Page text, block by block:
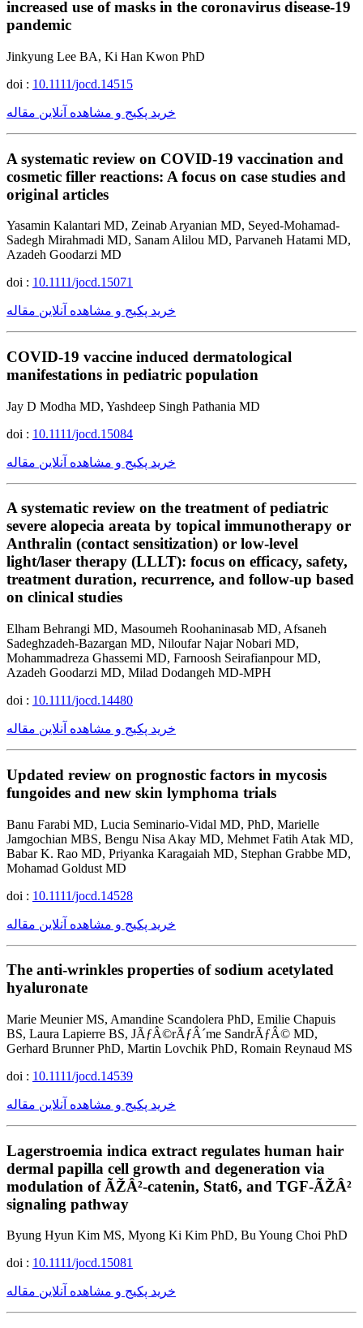
increased use of masks in the coronavirus disease-19
pandemic
Jinkyung Lee BA, Ki Han Kwon PhD
doi : 10.1111/jocd.14515
خرید پکیج و مشاهده آنلاین مقاله
A systematic review on COVID-19 vaccination and
cosmetic filler reactions: A focus on case studies and
original articles
Yasamin Kalantari MD, Zeinab Aryanian MD, Seyed-Mohamad-
Sadegh Mirahmadi MD, Sanam Alilou MD, Parvaneh Hatami MD,
Azadeh Goodarzi MD
doi : 10.1111/jocd.15071
خرید پکیج و مشاهده آنلاین مقاله
COVID-19 vaccine induced dermatological
manifestations in pediatric population
Jay D Modha MD, Yashdeep Singh Pathania MD
doi : 10.1111/jocd.15084
خرید پکیج و مشاهده آنلاین مقاله
A systematic review on the treatment of pediatric
severe alopecia areata by topical immunotherapy or
Anthralin (contact sensitization) or low-level
light/laser therapy (LLLT): focus on efficacy, safety,
treatment duration, recurrence, and follow-up based
on clinical studies
Elham Behrangi MD, Masoumeh Roohaninasab MD, Afsaneh
Sadeghzadeh-Bazargan MD, Niloufar Najar Nobari MD,
Mohammadreza Ghassemi MD, Farnoosh Seirafianpour MD,
Azadeh Goodarzi MD, Milad Dodangeh MD-MPH
doi : 10.1111/jocd.14480
خرید پکیج و مشاهده آنلاین مقاله
Updated review on prognostic factors in mycosis
fungoides and new skin lymphoma trials
Banu Farabi MD, Lucia Seminario-Vidal MD, PhD, Marielle
Jamgochian MBS, Bengu Nisa Akay MD, Mehmet Fatih Atak MD,
Babar K. Rao MD, Priyanka Karagaiah MD, Stephan Grabbe MD,
Mohamad Goldust MD
doi : 10.1111/jocd.14528
خرید پکیج و مشاهده آنلاین مقاله
The anti-wrinkles properties of sodium acetylated
hyaluronate
Marie Meunier MS, Amandine Scandolera PhD, Emilie Chapuis
BS, Laura Lapierre BS, JÃƒÂ©rÃƒÂ´me SandrÃƒÂ© MD,
Gerhard Brunner PhD, Martin Lovchik PhD, Romain Reynaud MS
doi : 10.1111/jocd.14539
خرید پکیج و مشاهده آنلاین مقاله
Lagerstroemia indica extract regulates human hair
dermal papilla cell growth and degeneration via
modulation of ÃŽÂ²-catenin, Stat6, and TGF-ÃŽÂ²
signaling pathway
Byung Hyun Kim MS, Myong Ki Kim PhD, Bu Young Choi PhD
doi : 10.1111/jocd.15081
خرید پکیج و مشاهده آنلاین مقاله